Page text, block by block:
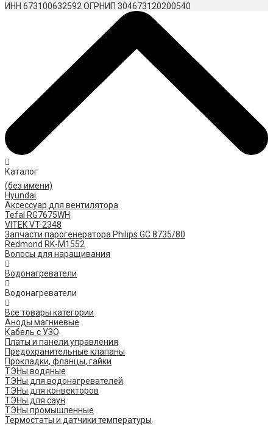
ИНН 673100632592 ОГРНИП 304673120200540
Каталог
(без имени)
Hyundai
Аксессуар для вентилятора
Tefal RG7675WH
VITEK VT-2348
Запчасти парогенератора Philips GC 8735/80
Redmond RK-M1552
Волосы для наращивания
Водонагреватели
Водонагреватели
Все товары категории
Аноды магниевые
Кабель с УЗО
Платы и панели управления
Предохранительные клапаны
Прокладки, фланцы, гайки
ТЭНы водяные
ТЭНы для водонагревателей
ТЭНы для конвекторов
ТЭНы для саун
ТЭНы промышленные
Термостаты и датчики температуры